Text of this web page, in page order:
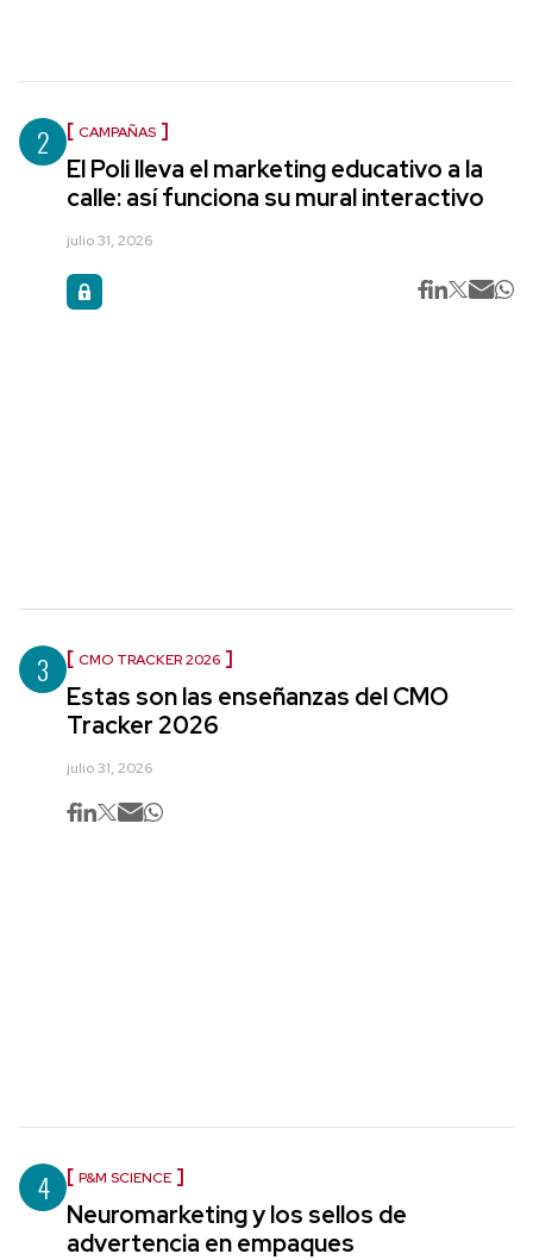
2 CAMPAÑAS
El Poli lleva el marketing educativo a la
calle: así funciona su mural interactivo
julio 31, 2026
3 CMO TRACKER 2026
Estas son las enseñanzas del CMO
Tracker 2026
julio 31, 2026
4 P&M SCIENCE
Neuromarketing y los sellos de
advertencia en empaques